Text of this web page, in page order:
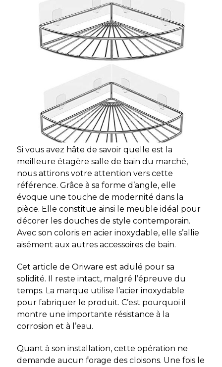
Si vous avez hâte de savoir quelle est la
meilleure étagère salle de bain du marché,
nous attirons votre attention vers cette
référence. Grâce à sa forme d’angle, elle
évoque une touche de modernité dans la
pièce. Elle constitue ainsi le meuble idéal pour
décorer les douches de style contemporain.
Avec son coloris en acier inoxydable, elle s’allie
aisément aux autres accessoires de bain.
Cet article de Oriware est adulé pour sa
solidité. Il reste intact, malgré l’épreuve du
temps. La marque utilise l’acier inoxydable
pour fabriquer le produit. C’est pourquoi il
montre une importante résistance à la
corrosion et à l’eau.
Quant à son installation, cette opération ne
demande aucun forage des cloisons. Une fois le